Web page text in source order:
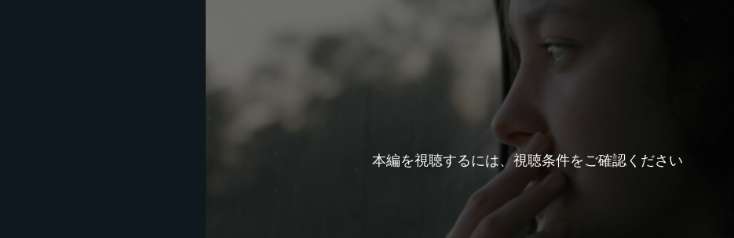
本編を視聴するには、視聴条件をご確認ください